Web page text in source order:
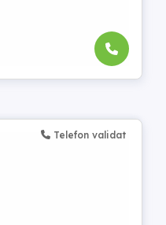
Telefon validat